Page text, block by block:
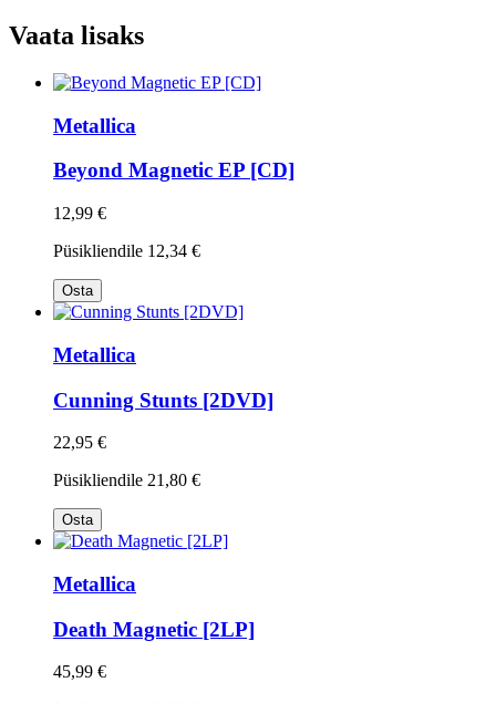
Vaata lisaks
Metallica
Beyond Magnetic EP [CD]
12,99 €
Püsikliendile 12,34 €
Osta
Metallica
Cunning Stunts [2DVD]
22,95 €
Püsikliendile 21,80 €
Osta
Metallica
Death Magnetic [2LP]
45,99 €